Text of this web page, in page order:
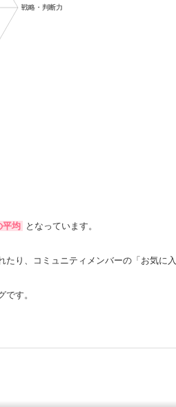
平均
となっています。
り、コミュニティメンバーの「お気に入
す。